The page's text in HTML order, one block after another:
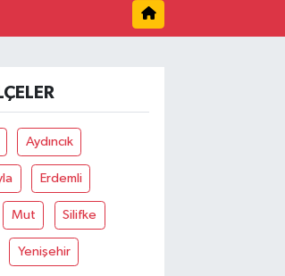
Aydıncık
Erdemli
Mut Silifke
Yenişehir